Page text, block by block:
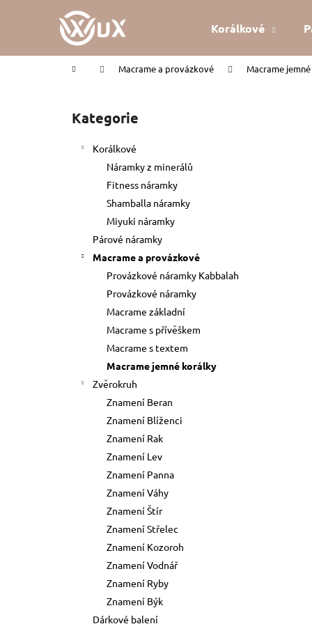
Korálkové
Domů Macrame a provázkové Macrame
Přeskočit
kategorie
Kategorie
Korálkové
Náramky z minerálů
Fitness náramky
Shamballa náramky
Miyuki náramky
Párové náramky
Macrame a provázkové
Provázkové náramky Kabbalah
Provázkové náramky
Macrame základní
Macrame s přívěškem
Macrame s textem
Macrame jemné korálky
Zvěrokruh
Znamení Beran
Znamení Blíženci
Znamení Rak
Znamení Lev
Znamení Panna
Znamení Váhy
Znamení Štír
Znamení Střelec
Znamení Kozoroh
Znamení Vodnář
Znamení Ryby
Znamení Býk
Dárkové balení
í
Zpět
do
Zpět
do
KABBALAH ČERVENÝ NÁRAMEK
Původně: 89 Kč